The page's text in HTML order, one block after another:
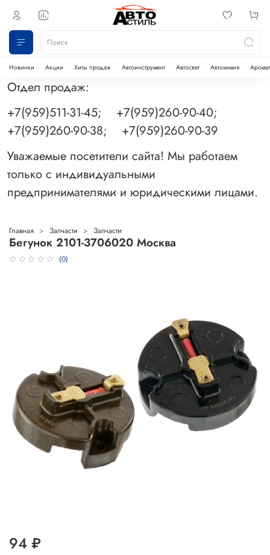
Новинки Акции Хиты продаж Автоинструмент Автосвет Автохимия
Отдел продаж:
+7(959)511-31-45; +7(959)260-90-40;
+7(959)260-90-38; +7(959)260-90-39
Уважаемые посетители сайта! Мы работаем
только с индивидуальными
предпринимателями и юридическими лицами.
Главная Запчасти Запчасти
Бегунок 2101-3706020 Москва
(0)
94 ₽